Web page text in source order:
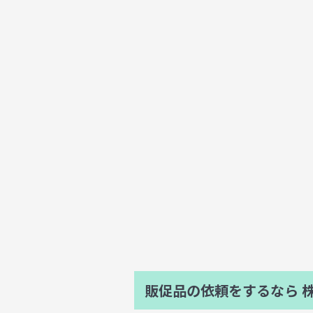
販促品の依頼をするなら